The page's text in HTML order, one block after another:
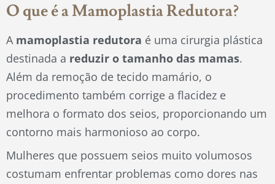
O que é a Mamoplastia Redutora?
A mamoplastia redutora é uma cirurgia plástica
destinada a reduzir o tamanho das mamas.
Além da remoção de tecido mamário, o
procedimento também corrige a flacidez e
melhora o formato dos seios, proporcionando um
contorno mais harmonioso ao corpo.
Mulheres que possuem seios muito volumosos
costumam enfrentar problemas como dores nas